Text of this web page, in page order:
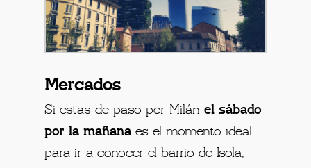
Mercados
Si estas de paso por Milánel sábado
por la mañanaes el momento ideal
para ir a conocer el barrio de Isola,